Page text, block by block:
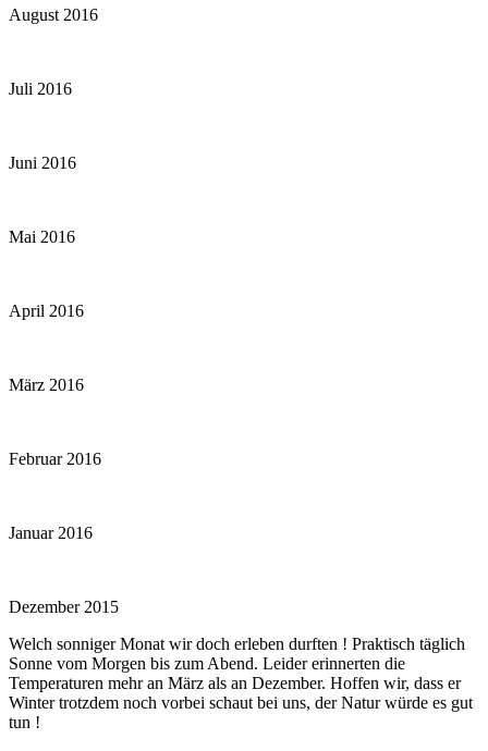
August 2016
Juli 2016
Juni 2016
Mai 2016
April 2016
März 2016
Februar 2016
Januar 2016
Dezember 2015
Welch sonniger Monat wir doch erleben durften ! Praktisch täglich
Sonne vom Morgen bis zum Abend. Leider erinnerten die
Temperaturen mehr an März als an Dezember. Hoffen wir, dass er
Winter trotzdem noch vorbei schaut bei uns, der Natur würde es gut
tun !